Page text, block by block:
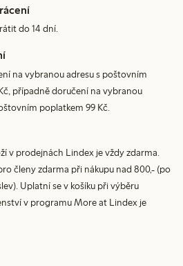
do 14 dní.
na vybranou adresu s poštovním
případně doručení na vybranou
poplatkem 99 Kč.
v prodejnách Lindex je vždy zdarma.
členy zdarma při nákupu nad 800,- (po
Uplatní se v košíku při výběru
v programu More at Lindex je